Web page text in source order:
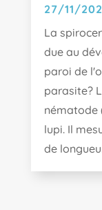
27/11/
La
due au
paroi de
parasite?
nématode
lupi. Il
de